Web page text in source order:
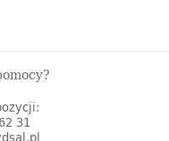
31